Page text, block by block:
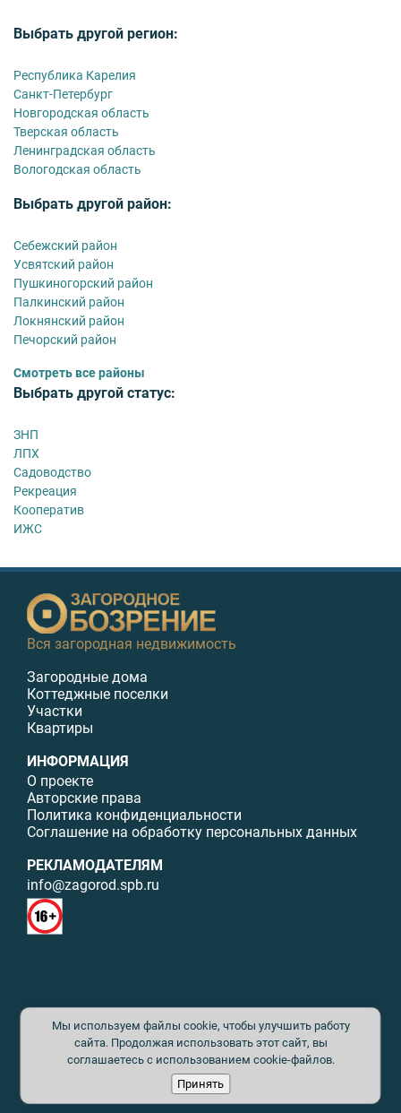
Выбрать другой регион:
Республика Карелия
Санкт-Петербург
Новгородская область
Тверская область
Ленинградская область
Вологодская область
Выбрать другой район:
Себежский район
Усвятский район
Пушкиногорский район
Палкинский район
Локнянский район
Печорский район
Смотреть все районы
Выбрать другой статус:
ЗНП
ЛПХ
Садоводство
Рекреация
Кооператив
ИЖС
Вся загородная недвижимость
Загородные дома
Коттеджные поселки
Участки
Квартиры
ИНФОРМАЦИЯ
О проекте
Авторские права
Политика конфиденциальности
Соглашение на обработку персональных данных
РЕКЛАМОДАТЕЛЯМ
info@zagorod.spb.ru
© ИП Малыщева Б.Л. Все права защищены. Перепечатка материалов
данного сайта возможна только с письменного разрешения. При
цитировании ссылка на www.zagorod.spb.ru обязательна. Редакция не
несет ответственности за содержание рекламных материалов. Все
рекламируемые товары и услуги имеют необходимые сертификаты и
лицензии. Перепечатка любых материалов без письменного согласия
Мы используем файлы cookie, чтобы улучшить работу
сайта. Продолжая использовать этот сайт, вы
соглашаетесь с использованием cookie-файлов.
Принять